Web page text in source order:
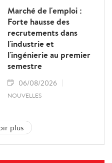
Marché de l'emploi :
Forte hausse des
recrutements dans
l'industrie et
l'ingénierie au premier
semestre
06/08/2026
NOUVELLES
plus